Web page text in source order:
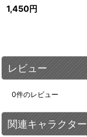
1,450円
レビュー
0件のレビュー
関連キャラクター